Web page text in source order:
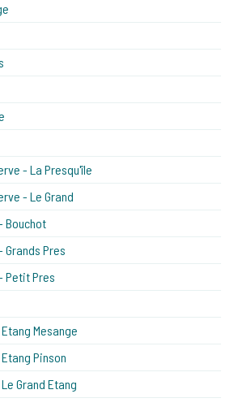
- La Presqu'île
- Le Grand
Bouchot
Grands Pres
Petit Pres
Mesange
Pinson
Grand Etang